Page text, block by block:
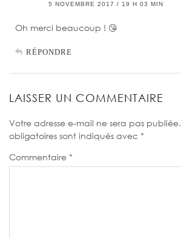
5 NOVEMBRE 2017 / 19 H 03 MIN
Oh merci beaucoup ! 😘
RÉPONDRE
LAISSER UN COMMENTAIRE
Votre adresse e-mail ne sera pas publiée.
obligatoires sont indiqués avec *
Commentaire *